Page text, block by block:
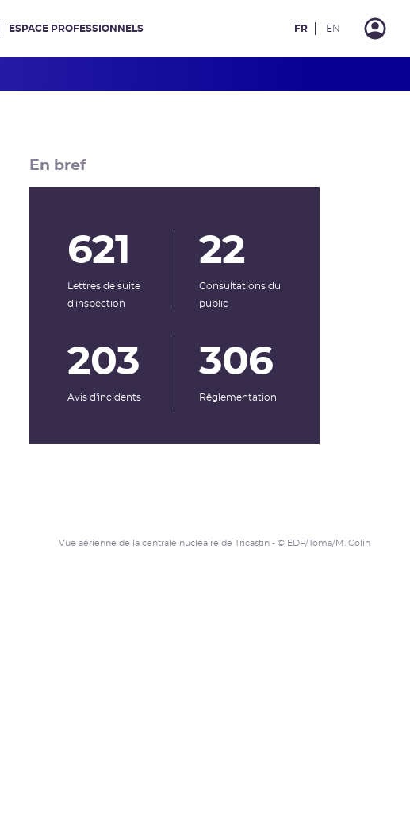
ESPACE PROFESSIONNELS FR EN
En bref
621
Lettres de suite
d'inspection
22
Consultations du
public
203
Avis d'incidents
306
Rêglementation
Vue aérienne de la centrale nucléaire de Tricastin - © EDF/Toma/M. Colin